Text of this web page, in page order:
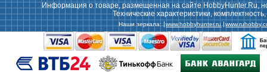
Информация о товаре, размещенная на сайте HobbyHunter.Ru,
Технические характеристики,
Наши зеркала: www.hobbyhunter.ru